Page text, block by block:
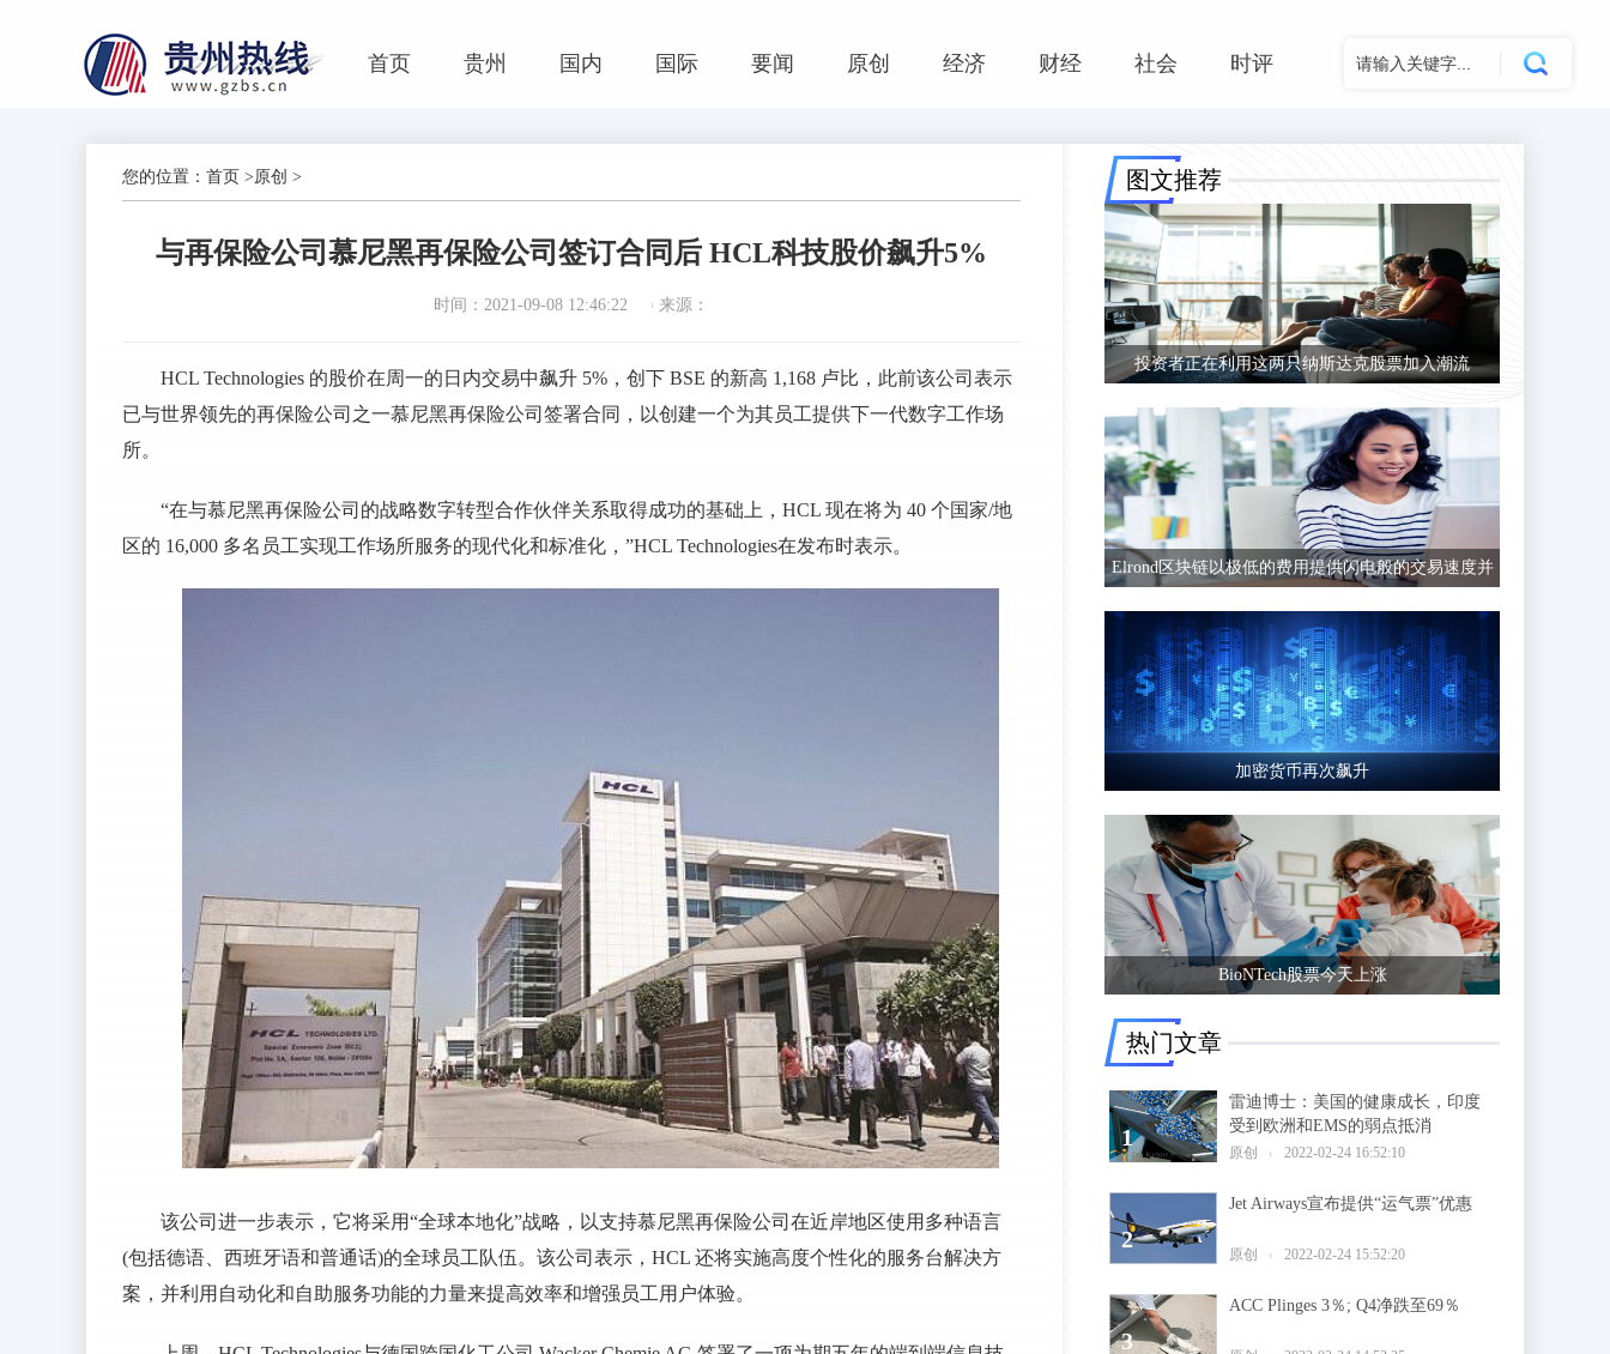
首页 贵州 国内 国际 要闻 原创 经济 财经 社会 时评
您的位置： 首页 >原创 >
与再保险公司慕尼黑再保险公司签订合同后 HCL科技股价飙升5%
时间：2021-09-08 12:46:22 来源：
HCL Technologies 的股价在周一的日内交易中飙升 5%，创下 BSE 的新高 1,168 卢比，此前该公司表示
已与世界领先的再保险公司之一慕尼黑再保险公司签署合同，以创建一个为其员工提供下一代数字工作场
所。
“在与慕尼黑再保险公司的战略数字转型合作伙伴关系取得成功的基础上，HCL 现在将为 40 个国家/地
区的 16,000 多名员工实现工作场所服务的现代化和标准化，”HCL Technologies在发布时表示。
该公司进一步表示，它将采用“全球本地化”战略，以支持慕尼黑再保险公司在近岸地区使用多种语言
(包括德语、西班牙语和普通话)的全球员工队伍。该公司表示，HCL 还将实施高度个性化的服务台解决方
案，并利用自动化和自助服务功能的力量来提高效率和增强员工用户体验。
图文推荐
投资者正在利用这两只纳斯达克股票加入潮流
Elrond区块链以极低的费用提供闪电般的交易速度并
加密货币再次飙升
BioNTech股票今天上涨
热门文章
雷迪博士：美国的健康成长，印度
受到欧洲和EMS的弱点抵消
原创 2022-02-24 16:52:10
1
Jet Airways宣布提供“运气票”优惠
原创 2022-02-24 15:52:20
2
ACC Plinges 3％; Q4净跌至69％
3